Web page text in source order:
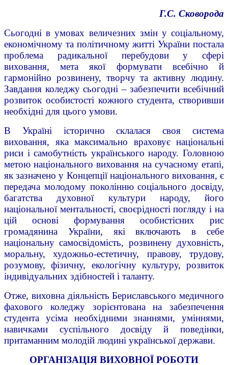
Г.С. Сковорода
Сьогодні в умовах величезних змін у соціальному,
економічному та політичному житті України постала
проблема радикальної перебудови у сфері
виховання, мета якої формувати всебічно й
гармонійно розвинену, творчу та активну людину.
Завдання коледжу сьогодні – забезпечити всебічний
розвиток особистості кожного студента, створивши
необхідні для цього умови.
В Україні історично склалася своя система
виховання, яка максимально враховує національні
риси і самобутність українського народу. Головною
метою національного виховання на сучасному етапі,
як зазначено у Концепції національного виховання, є
передача молодому поколінню соціального досвіду,
багатства духовної культури народу, його
національної ментальності, своєрідності погляду і на
цій основі формування особистісних рис
громадянина України, які включають в себе
національну самосвідомість, розвинену духовність,
моральну, художньо-естетичну, правову, трудову,
розумову, фізичну, екологічну культуру, розвиток
індивідуальних здібностей і таланту.
Отже, виховна діяльність Бериславського медичного
фахового коледжу зорієнтована на забезпечення
студента усіма необхідними знаннями, уміннями,
навичками суспільного досвіду й поведінки,
притаманним молодій людині української держави.
ОРГАНІЗАЦІЯ ВИХОВНОЇ РОБОТИ